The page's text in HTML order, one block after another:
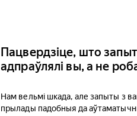
Пацвердзіце, што
адпраўлялі вы, а не
Нам вельмі шкада, але запыты з
прылады падобныя да